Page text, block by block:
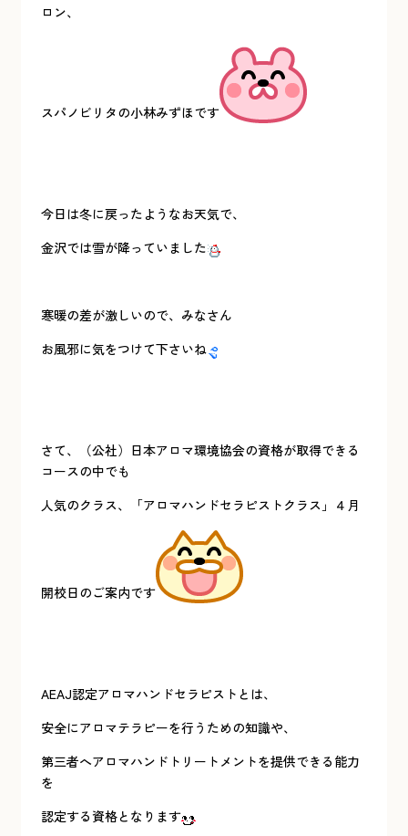
ロン、
スパノビリタの小林みずほです
今日は冬に戻ったようなお天気で、
金沢では雪が降っていました
寒暖の差が激しいので、みなさん
お風邪に気をつけて下さいね
さて、（公社）日本アロマ環境協会の資格が取得できる
コースの中でも
人気のクラス、「アロマハンドセラピストクラス」４月
開校日のご案内です
AEAJ認定アロマハンドセラピストとは、
安全にアロマテラピーを行うための知識や、
第三者へアロマハンドトリートメントを提供できる能力
を
認定する資格となります